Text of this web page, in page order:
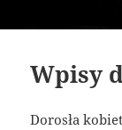
Wpisy
Dorosła